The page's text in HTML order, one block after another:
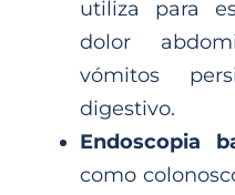
utiliza para
dolor
vómitos
digestivo.
Endoscopia
como